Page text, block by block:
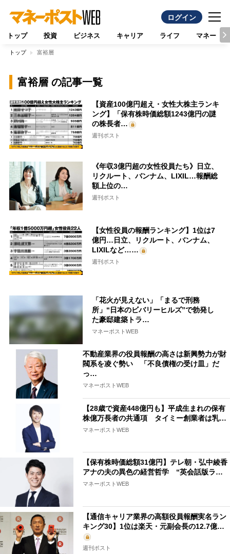
ログイン
トップ 投資 ビジネス キャリア ライフ マネー
トップ 富裕層
富裕層 の記事一覧
【資産100億円超え・女性大株主ランキ
ング】「保有株時価総額1243億円の謎
の株長者…
週刊ポスト
《年収3億円超の女性役員たち》日立、
リクルート、バンナム、LIXIL…報酬総
額上位の…
週刊ポスト
【女性役員の報酬ランキング】1位は7
億円…日立、リクルート、バンナム、
LIXILなど……
週刊ポスト
「花火が見えない」「まるで刑務
所」“日本のビバリーヒルズ”で勃発し
た豪邸建築トラ…
マネーポストWEB
不動産業界の役員報酬の高さは新興勢力が財
閥系を凌ぐ勢い 「不良債権の受け皿」だ
っ…
マネーポストWEB
【28歳で資産448億円も】平成生まれの保有
株億万長者の共通項 タイミー創業者は乳…
マネーポストWEB
【保有株時価総額31億円】テレ朝・弘中綾香
アナの夫の異色の経営哲学 “英会話版ラ…
マネーポストWEB
【通信キャリア業界の高額役員報酬実名ラン
キング30】1位は楽天・元副会長の12.7億…
週刊ポスト